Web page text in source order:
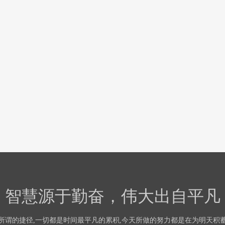
智慧源于勤奋，伟大出自平凡
谓的捷径,一切都是时间最平凡的累积,今天所做的努力都是在为明天积